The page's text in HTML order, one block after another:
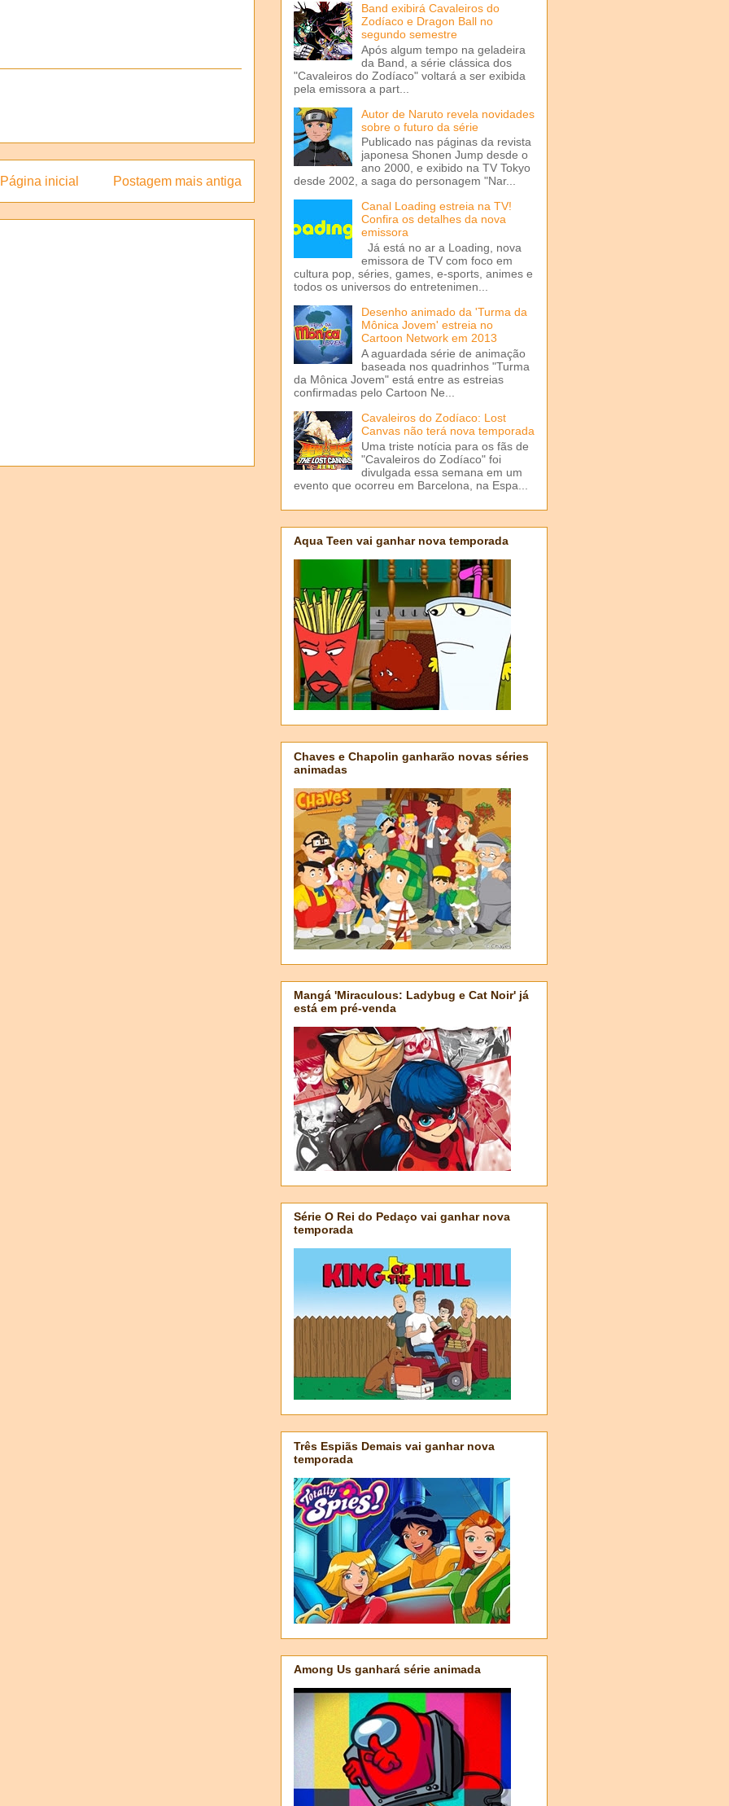
Postagem mais antiga
Página inicial
Band exibirá Cavaleiros do
Zodíaco e Dragon Ball no
segundo semestre
Após algum tempo na geladeira
da Band, a série clássica dos
"Cavaleiros do Zodíaco" voltará a ser exibida
pela emissora a part...
Autor de Naruto revela novidades
sobre o futuro da série
Publicado nas páginas da revista
japonesa Shonen Jump desde o
ano 2000, e exibido na TV Tokyo
desde 2002, a saga do personagem "Nar...
Canal Loading estreia na TV!
Confira os detalhes da nova
emissora
Já está no ar a Loading, nova
emissora de TV com foco em
cultura pop, séries, games, e-sports, animes e
todos os universos do entretenimen...
Desenho animado da 'Turma da
Mônica Jovem' estreia no
Cartoon Network em 2013
A aguardada série de animação
baseada nos quadrinhos "Turma
da Mônica Jovem" está entre as estreias
confirmadas pelo Cartoon Ne...
Cavaleiros do Zodíaco: Lost
Canvas não terá nova temporada
Uma triste notícia para os fãs de
"Cavaleiros do Zodíaco" foi
divulgada essa semana em um
evento que ocorreu em Barcelona, na Espa...
Aqua Teen vai ganhar nova temporada
Chaves e Chapolin ganharão novas séries
animadas
Mangá 'Miraculous: Ladybug e Cat Noir' já
está em pré-venda
Série O Rei do Pedaço vai ganhar nova
temporada
Três Espiãs Demais vai ganhar nova
temporada
Among Us ganhará série animada